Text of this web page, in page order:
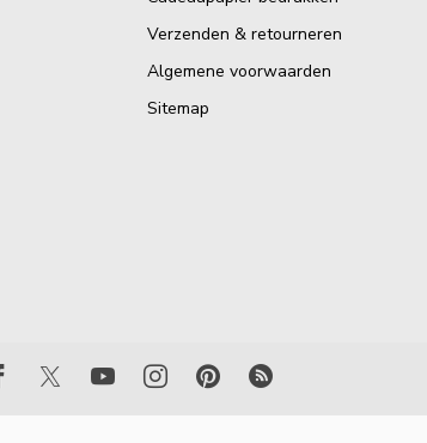
Verzenden & retourneren
Algemene voorwaarden
Sitemap